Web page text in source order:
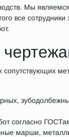
Мы
все
сопутствующих
согласно
марши,